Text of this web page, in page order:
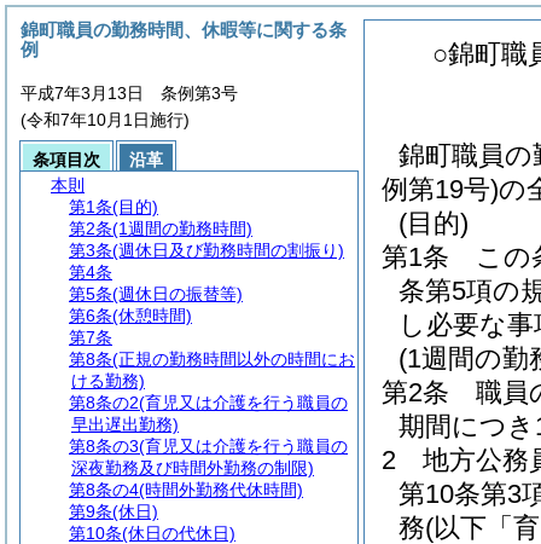
○錦町職
錦町職員の
例第19号)の
(目的)
第1条
この
条第5項の
し必要な
(1週間の勤
第2条
職員
期間につ
2
地方公務
第10条第3
務(以下「
錦町職員の勤務時間、休暇等に関する条
例
平成7年3月13日 条例第3号
(令和7年10月1日施行)
条項目次
沿革
本則
第1条(目的)
第2条(1週間の勤務時間)
第3条(週休日及び勤務時間の割振り)
第4条
第5条(週休日の振替等)
第6条(休憩時間)
第7条
第8条(正規の勤務時間以外の時間にお
ける勤務)
第8条の2(育児又は介護を行う職員の
早出遅出勤務)
第8条の3(育児又は介護を行う職員の
深夜勤務及び時間外勤務の制限)
第8条の4(時間外勤務代休時間)
第9条(休日)
第10条(休日の代休日)